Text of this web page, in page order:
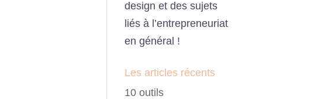
design et des sujets
liés à l’entrepreneuriat
en général !
Les articles récents
10 outils